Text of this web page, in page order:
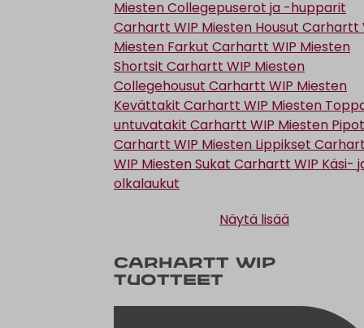
Miesten Collegepuserot ja -hupparit
Carhartt WIP Miesten Housut Carhartt
Miesten Farkut Carhartt WIP Miesten
Shortsit Carhartt WIP Miesten
Collegehousut Carhartt WIP Miesten
Kevättakit Carhartt WIP Miesten
untuvatakit Carhartt WIP Miesten Pipot
Carhartt WIP Miesten Lippikset
WIP Miesten Sukat Carhartt WIP Käsi-
olkalaukut
Näytä lisää
Carhartt WIP
tuotteet